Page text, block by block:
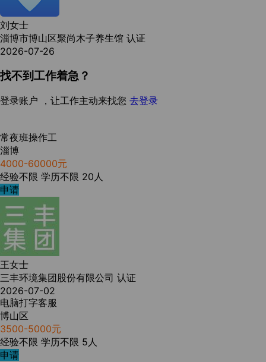
刘女士
淄博市博山区聚尚木子养生馆 认证
2026-07-26
找不到工作着急？
登录账户 ，让工作主动来找您 去登录
常夜班操作工
淄博
4000-60000元
经验不限 学历不限 20人
申请
王女士
三丰环境集团股份有限公司 认证
2026-07-02
电脑打字客服
博山区
3500-5000元
经验不限 学历不限 5人
申请